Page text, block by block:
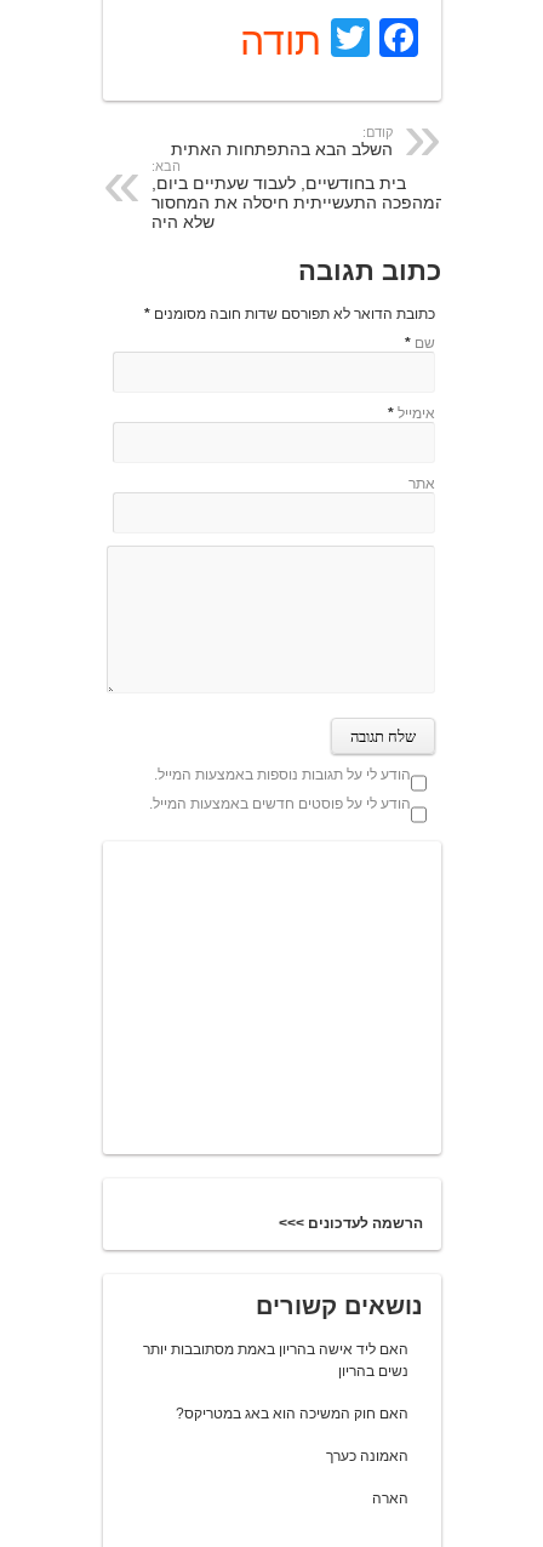
Facebook
Twitter
תודה
קודם:
השלב הבא בהתפתחות האתית
הבא:
בית בחודשיים, לעבוד שעתיים ביום,
המהפכה התעשייתית חיסלה את המחסור
שלא היה
כתוב תגובה
כתובת הדואר לא תפורסם שדות חובה מסומנים*
שם *
אימייל *
אתר
הודע לי על תגובות נוספות באמצעות המייל.
הודע לי על פוסטים חדשים באמצעות המייל.
הרשמה לעדכונים >>>
נושאים קשורים
האם ליד אישה בהריון באמת מסתובבות יותר
נשים בהריון
האם חוק המשיכה הוא באג במטריקס?
האמונה כערך
הארה